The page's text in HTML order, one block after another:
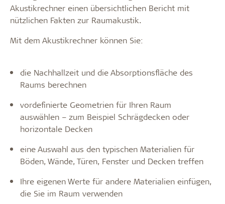
Akustikrechner einen übersichtlichen Bericht mit
nützlichen Fakten zur Raumakustik.
Mit dem Akustikrechner können Sie:
die Nachhallzeit und die Absorptionsfläche des
Raums berechnen
vordefinierte Geometrien für Ihren Raum
auswählen – zum Beispiel Schrägdecken oder
horizontale Decken
eine Auswahl aus den typischen Materialien für
Böden, Wände, Türen, Fenster und Decken treffen
Ihre eigenen Werte für andere Materialien einfügen,
die Sie im Raum verwenden